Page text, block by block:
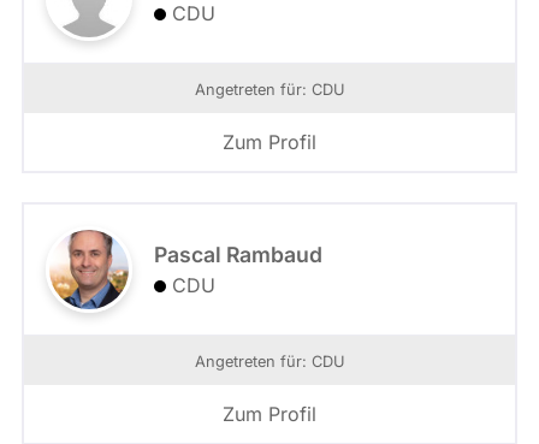
CDU
Angetreten für: CDU
Zum Profil
Pascal Rambaud
CDU
Angetreten für: CDU
Zum Profil